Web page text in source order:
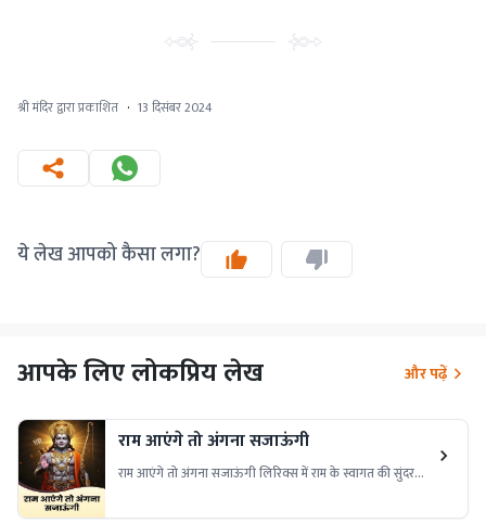
श्री मंदिर द्वारा प्रकाशित · 13 दिसंबर 2024
ये लेख आपको कैसा लगा?
आपके लिए लोकप्रिय लेख और पढ़ें
राम आएंगे तो अंगना सजाऊंगी
राम आएंगे तो अंगना सजाऊंगी लिरिक्स में राम के स्वागत की सुंदरता
लाएं!